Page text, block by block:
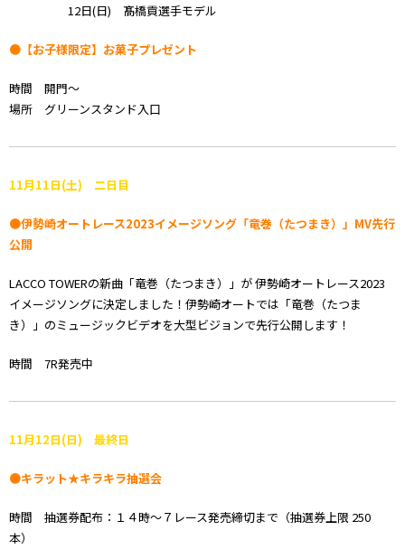
12日(日) 髙橋貢選手モデル
●【お子様限定】お菓子プレゼント
時間 開門～
場所 グリーンスタンド入口
11月11日(土) 二日目
●伊勢崎オートレース2023イメージソング「竜巻（たつまき）」MV先行
公開
LACCO TOWERの新曲「竜巻（たつまき）」が 伊勢崎オートレース2023
イメージソングに決定しました！伊勢崎オートでは「竜巻（たつま
き）」のミュージックビデオを大型ビジョンで先行公開します！
時間 7R発売中
11月12日(日) 最終日
●キラット★キラキラ抽選会
時間 抽選券配布：１４時～７レース発売締切まで（抽選券上限 250
本）